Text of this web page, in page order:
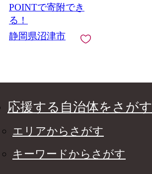
POINTで寄附でき
る！
静岡県沼津市
応援する自治体をさがす
エリアからさがす
キーワードからさがす